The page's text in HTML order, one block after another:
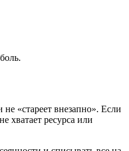
«стареет внезапно». Если
хватает ресурса или